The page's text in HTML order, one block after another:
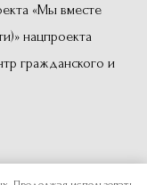
«Мы вместе
нацпроекта
гражданского и